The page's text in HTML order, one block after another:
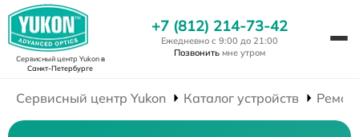
Сервисный центр Yukonв
Санкт-Петербурге
+7 (812) 214-73-42
Ежедневно с 9:00 до 21:00
Позвонить мне утром
Сервисный центр Yukon Каталог устройств